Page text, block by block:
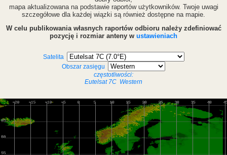
mapa aktualizowana na podstawie raportów użytkowników. Twoje uwagi
szczegółowe dla każdej wiązki są również dostępne na mapie.
W celu publikowania własnych raportów odbioru należy zdefiniować
pozycję i rozmiar anteny w ustawieniach
Satelita
Obszar zasięgu
częstotliwości:
Eutelsat 7C Western